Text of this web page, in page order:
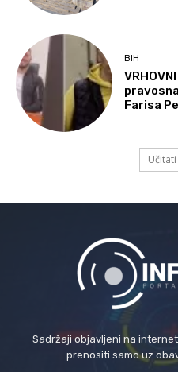
BIH
Farisa
Učitati
Sadržaji objavljeni na
prenositi samo uz